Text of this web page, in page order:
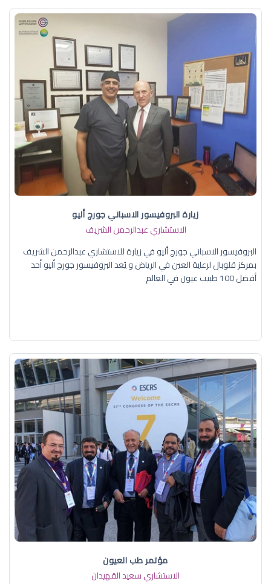
زيارة البروفيسور الاسباني جورج أليو
الاستشاري عبدالرحمن الشريف
البروفيسور الاسباني جورج أليو في زيارة للاستشاري عبدالرحمن الشريف
بمركز قلوبال لرعاية العين في الرياض و يُعد البروفيسور جورج أليو أحد
أفضل 100 طبيب عيون في العالم
مؤتمر طب العيون
الاستشاري سعيد القهيدان